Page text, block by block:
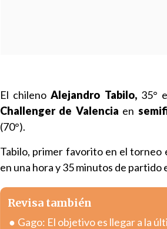
El chileno Alejandro Tabilo,35°
Challenger de Valencia en
(70°).
Tabilo, primer favorito en el torneo
en una hora y 35 minutos de partido
Revisa también
Gago: El objetivo es llegar a la